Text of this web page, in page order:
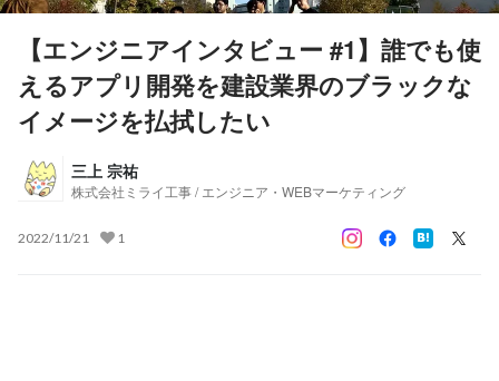
【エンジニアインタビュー #1】誰でも使
えるアプリ開発を建設業界のブラックな
イメージを払拭したい
三上 宗祐
株式会社ミライ工事 / エンジニア・WEBマーケティング
2022/11/21 1